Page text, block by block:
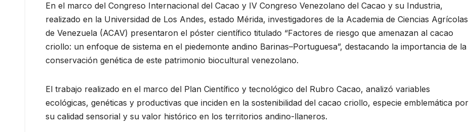
En el marco del Congreso Internacional del Cacao y IV Congreso Venezolano del Cacao y su Industria,
realizado en la Universidad de Los Andes, estado Mérida, investigadores de la Academia de Ciencias Agrícolas
de Venezuela (ACAV) presentaron el póster científico titulado “Factores de riesgo que amenazan al cacao
criollo: un enfoque de sistema en el piedemonte andino Barinas–Portuguesa”, destacando la importancia de la
conservación genética de este patrimonio biocultural venezolano.
El trabajo realizado en el marco del Plan Científico y tecnológico del Rubro Cacao, analizó variables
ecológicas, genéticas y productivas que inciden en la sostenibilidad del cacao criollo, especie emblemática por
su calidad sensorial y su valor histórico en los territorios andino-llaneros.